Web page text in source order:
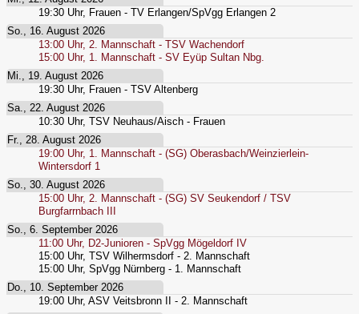
19:30 Uhr, Frauen - TV Erlangen/SpVgg Erlangen 2
So., 16. August 2026
13:00 Uhr, 2. Mannschaft - TSV Wachendorf
15:00 Uhr, 1. Mannschaft - SV Eyüp Sultan Nbg.
Mi., 19. August 2026
19:30 Uhr, Frauen - TSV Altenberg
Sa., 22. August 2026
10:30 Uhr, TSV Neuhaus/Aisch - Frauen
Fr., 28. August 2026
19:00 Uhr, 1. Mannschaft - (SG) Oberasbach/Weinzierlein-
Wintersdorf 1
So., 30. August 2026
15:00 Uhr, 2. Mannschaft - (SG) SV Seukendorf / TSV
Burgfarrnbach III
So., 6. September 2026
11:00 Uhr, D2-Junioren - SpVgg Mögeldorf IV
15:00 Uhr, TSV Wilhermsdorf - 2. Mannschaft
15:00 Uhr, SpVgg Nürnberg - 1. Mannschaft
Do., 10. September 2026
19:00 Uhr, ASV Veitsbronn II - 2. Mannschaft